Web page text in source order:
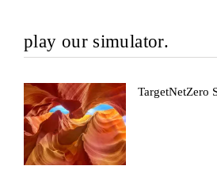
play our simulator.
TargetNetZero